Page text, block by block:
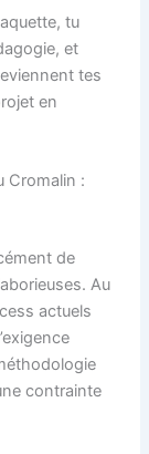
tu
et
tes
en
Cromalin :
de
Au
actuels
contrainte